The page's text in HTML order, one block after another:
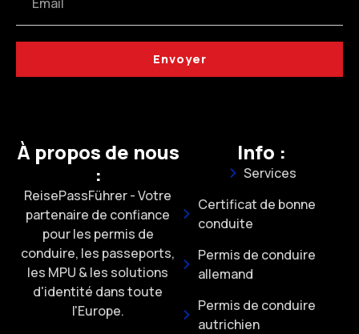
Envoyer
À propos de nous
:
ReisePassFührer - Votre
partenaire de confiance
pour les permis de
conduire, les passeports,
les MPU & les solutions
d'identité dans toute
l'Europe.
Info :
Services
Certificat de bonne
conduite
Permis de conduire
allemand
Permis de conduire
autrichien